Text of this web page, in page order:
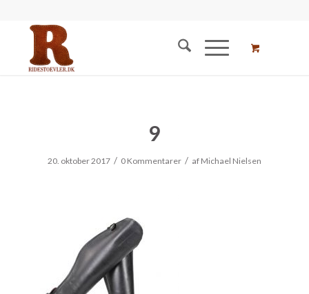
9
20. oktober 2017 / 0 Kommentarer / af Michael Nielsen